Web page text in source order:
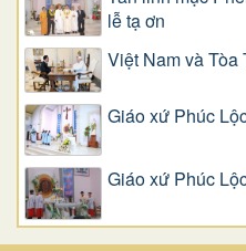
lễ tạ ơn
Việt Nam và Tòa
Giáo xứ Phúc
Giáo xứ Phúc